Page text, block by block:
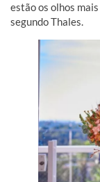
estão os olhos
segundo Thales.